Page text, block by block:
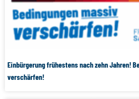
Einbürgerung frühestens nach zehn Jahren!
verschärfen!